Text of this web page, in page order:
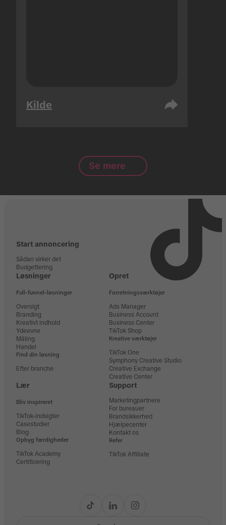
Kilde
Se mere
Start annoncering
Sådan virker det
Budgettering
Løsninger
Full-funnel-løsninger
Oversigt
Branding
Kreativt indhold
Ydeevne
Måling
Handel
Find din løsning
Efter branche
Opret
Forretningsværktøjer
Ads Manager
Business Account
Business Center
TikTok Shop
Kreative værktøjer
TikTok One
Symphony Creative Studio
Creative Exchange
Creative Center
Lær
Bliv inspireret
TikTok-indsigter
Casestudier
Blog
Opbyg færdigheder
TikTok Academy
Certificering
Support
Marketingpartnere
For bureauer
Brandsikkerhed
Hjælpecenter
Kontakt os
Refer
TikTok Affiliate